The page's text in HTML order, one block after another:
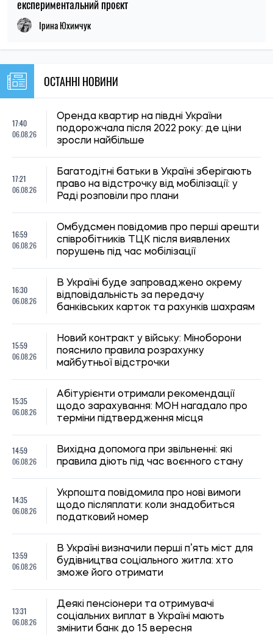
експериментальний проєкт
Ірина Юхимчук
ОСТАННІ НОВИНИ
17:40
06.08.26
Оренда квартир на півдні України
подорожчала після 2022 року: де ціни
зросли найбільше
17:21
06.08.26
Багатодітні батьки в Україні зберігають
право на відстрочку від мобілізації: у
Раді розповіли про плани
16:59
06.08.26
Омбудсмен повідомив про перші арешти
співробітників ТЦК після виявлених
порушень під час мобілізації
16:30
06.08.26
В Україні буде запроваджено окрему
відповідальність за передачу
банківських карток та рахунків шахраям
15:59
06.08.26
Новий контракт у війську: Міноборони
пояснило правила розрахунку
майбутньої відстрочки
15:35
06.08.26
Абітурієнти отримали рекомендації
щодо зарахування: МОН нагадало про
терміни підтвердження місця
14:59
06.08.26
Вихідна допомога при звільненні: які
правила діють під час воєнного стану
14:35
06.08.26
Укрпошта повідомила про нові вимоги
щодо післяплати: коли знадобиться
податковий номер
13:59
06.08.26
В Україні визначили перші п’ять міст для
будівництва соціального житла: хто
зможе його отримати
13:31
06.08.26
Деякі пенсіонери та отримувачі
соціальних виплат в Україні мають
змінити банк до 15 вересня